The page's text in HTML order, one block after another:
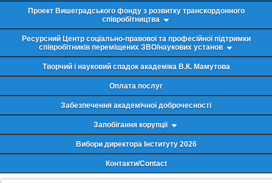
Проект Вишеградського фонду з розвитку транскордонного
співробітництва
Ресурсний Центр соціально-правової та професійної підтримки
співробітників переміщених ЗВО/наукових установ
Творчий і науковий спадок академіка В.К. Мамутова
Оплата послуг
Забезпечення академічної доброчесності
Запобігання корупції
Вибори директора Інституту 2026
Контакти/Contact